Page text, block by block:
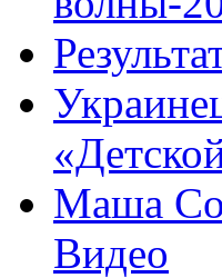
Маша
Видео